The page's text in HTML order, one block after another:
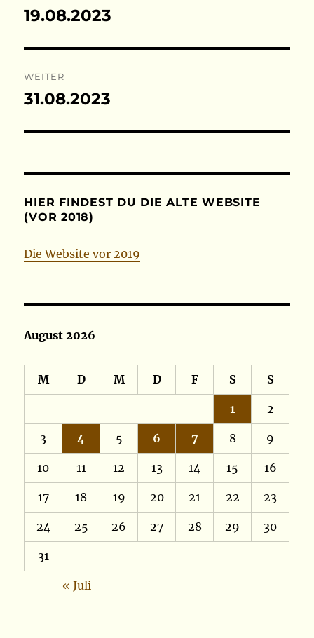
Vorheriger
19.08.2023
WEITER
Nächster
31.08.2023
HIER FINDEST DU DIE ALTE WEBSITE
(VOR 2018)
Die Website vor 2019
August 2026
M D M D F S S
1 2
3 4 5 6 7 8 9
10 11 12 13 14 15 16
17 18 19 20 21 22 23
24 25 26 27 28 29 30
31
« Juli